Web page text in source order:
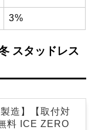
3%
スタッドレス
製造】【取付対
料 ICE ZERO